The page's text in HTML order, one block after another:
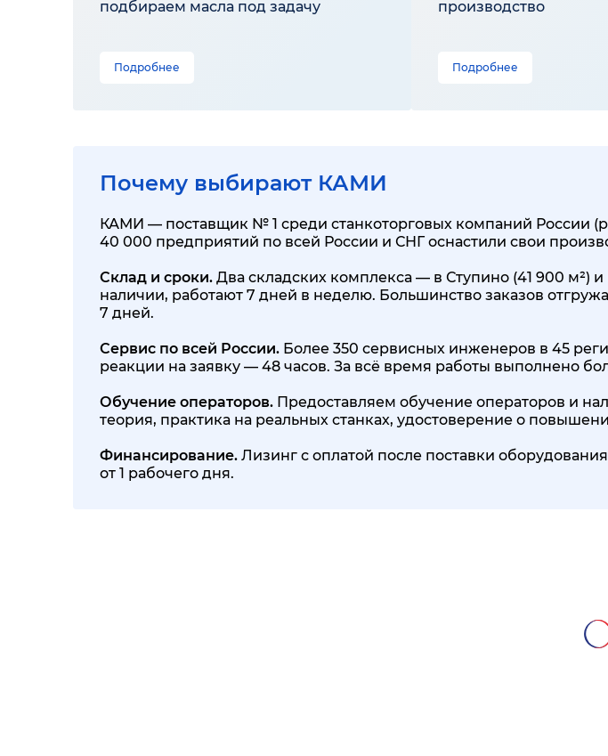
подбираем масла под задачу
Подробнее
производство
Подробнее
Почему выбирают КАМИ
КАМИ — поставщик № 1 среди станкоторговых компаний России
40 000 предприятий по всей России и СНГ оснастили свои
Склад и сроки. Два складских комплекса — в Ступино (41 900 м²)
наличии, работают 7 дней в неделю. Большинство заказов
7 дней.
Сервис по всей России. Более 350 сервисных инженеров в 45
реакции на заявку — 48 часов. За всё время работы выполнено
Обучение операторов. Предоставляем обучение операторов и
теория, практика на реальных станках, удостоверение о
Финансирование. Лизинг с оплатой после поставки
от 1 рабочего дня.